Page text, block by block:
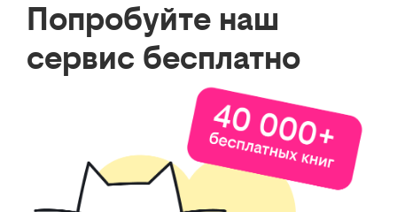
Попробуйте наш
сервис бесплатно